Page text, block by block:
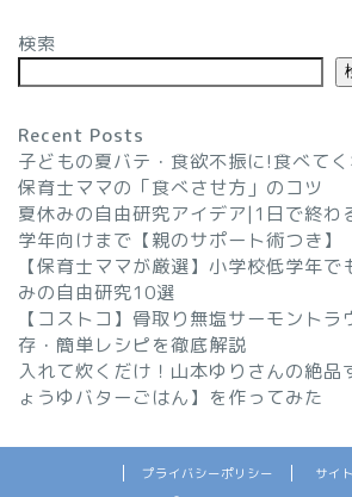
検索
Recent Posts
子どもの夏バテ・食欲不振に!食べて
保育士ママの「食べさせ方」のコツ
夏休みの自由研究アイデア|1日で終わ
学年向けまで【親のサポート術つき】
【保育士ママが厳選】小学校低学年
みの自由研究10選
【コストコ】骨取り無塩サーモントラ
存・簡単レシピを徹底解説
入れて炊くだけ！山本ゆりさんの絶品
ょうゆバターごはん】を作ってみた
プライバシーポリシー
サイ
ち？サーモスのス
年賀状じまいの
(30代・40代向け)
伝え方やタイミン
の具は使える？
てみた【ダ